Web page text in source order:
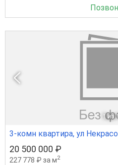
1 из 1
3-комн квартира, ул
20 500 000 ₽
227 778 ₽ за м2